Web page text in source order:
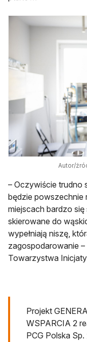
Autor/
– Oczywiście trudno
będzie powszechnie
miejscach bardzo
skierowane do
wypełniają niszę,
zagospodarowanie –
Towarzystwa
Projekt
WSPARCIA 2
PCG Polska